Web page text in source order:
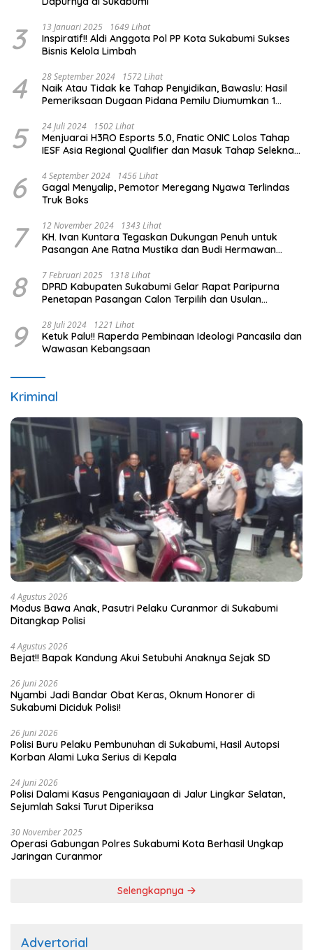
3 13 Januari 2025 1649 Lihat
Inspiratif!! Aldi Anggota Pol PP Kota Sukabumi Sukses
Bisnis Kelola Limbah
4 28 September 2024 1572 Lihat
Naik Atau Tidak ke Tahap Penyidikan, Bawaslu: Hasil
Pemeriksaan Dugaan Pidana Pemilu Diumumkan 1
5 24 Juli 2024 1502 Lihat
Menjuarai H3RO Esports 5.0, Fnatic ONIC Lolos Tahap
IESF Asia Regional Qualifier dan Masuk Tahap Seleknas
6 4 September 2024 1456 Lihat
Gagal Menyalip, Pemotor Meregang Nyawa Terlindas
Truk Boks
7 12 November 2024 1343 Lihat
KH. Ivan Kuntara Tegaskan Dukungan Penuh untuk
Pasangan Ane Ratna Mustika dan Budi Hermawan
8 7 Februari 2025 1318 Lihat
DPRD Kabupaten Sukabumi Gelar Rapat Paripurna
Penetapan Pasangan Calon Terpilih dan Usulan
9 28 Juli 2024 1221 Lihat
Ketuk Palu!! Raperda Pembinaan Ideologi Pancasila dan
Wawasan Kebangsaan
Kriminal
4 Agustus 2026
Modus Bawa Anak, Pasutri Pelaku Curanmor di Sukabumi
Ditangkap Polisi
4 Agustus 2026
Bejat!! Bapak Kandung Akui Setubuhi Anaknya Sejak SD
26 Juni 2026
Nyambi Jadi Bandar Obat Keras, Oknum Honorer di
Sukabumi Diciduk Polisi!
26 Juni 2026
Polisi Buru Pelaku Pembunuhan di Sukabumi, Hasil Autopsi
Korban Alami Luka Serius di Kepala
24 Juni 2026
Polisi Dalami Kasus Penganiayaan di Jalur Lingkar Selatan,
Sejumlah Saksi Turut Diperiksa
30 November 2025
Operasi Gabungan Polres Sukabumi Kota Berhasil Ungkap
Jaringan Curanmor
Selengkapnya
Advertorial